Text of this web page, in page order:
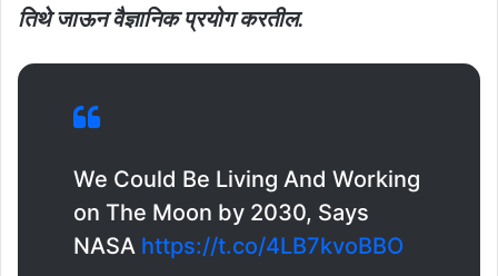
तिथे जाऊन वैज्ञानिक प्रयोग करतील.
We Could Be Living And Working
on The Moon by 2030, Says
NASA https://t.co/4LB7kvoBBO